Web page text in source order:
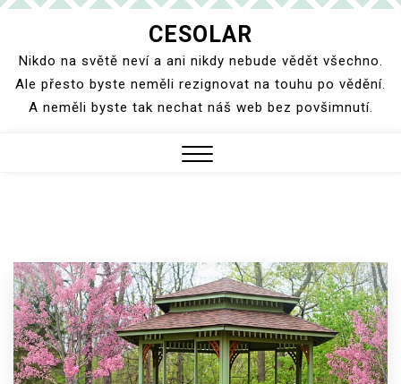
content
CESOLAR
Nikdo na světě neví a ani nikdy nebude vědět všechno.
Ale přesto byste neměli rezignovat na touhu po vědění.
A neměli byste tak nechat náš web bez povšimnutí.